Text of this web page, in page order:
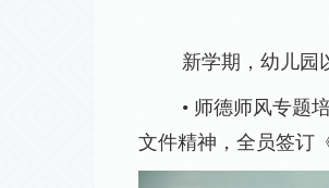
新学期，幼儿园
• 师德师风专题
文件精神，全员签订